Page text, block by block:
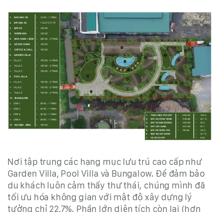
Nơi tập trung các hạng mục lưu trú cao cấp như
Garden Villa, Pool Villa và Bungalow. Để đảm bảo
du khách luôn cảm thấy thư thái, chúng mình đã
tối ưu hóa không gian với mật độ xây dựng lý
tưởng chỉ 22,7%. Phần lớn diện tích còn lại (hơn